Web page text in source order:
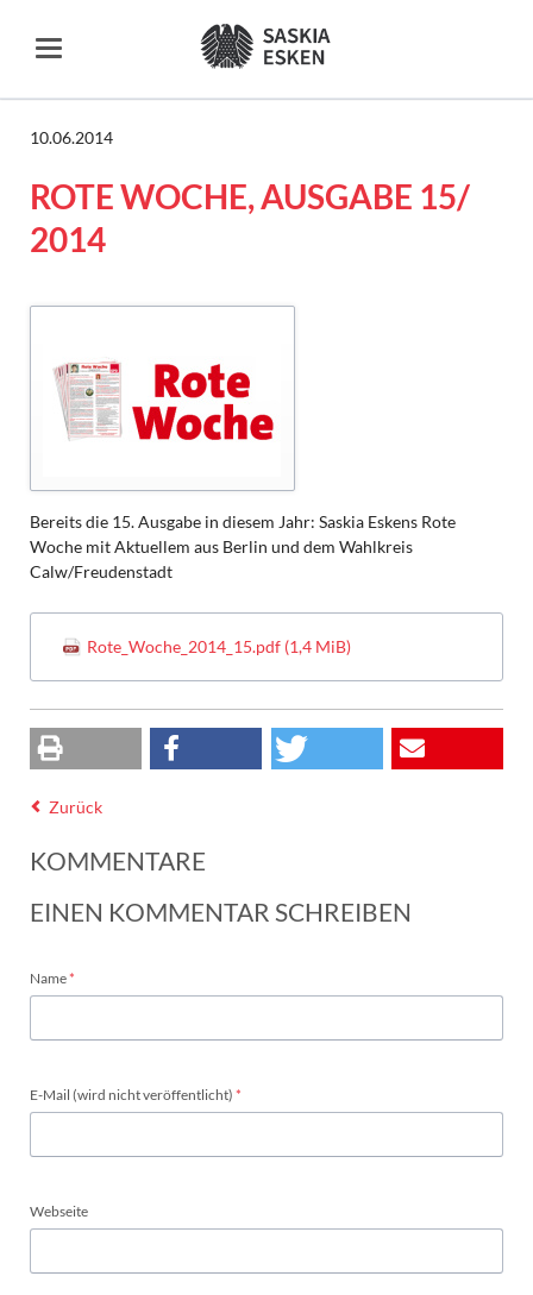
10.06.2014
ROTE WOCHE, AUSGABE 15/
2014
Bereits die 15. Ausgabe in diesem Jahr: Saskia Eskens Rote
Woche mit Aktuellem aus Berlin und dem Wahlkreis
Calw/Freudenstadt
Rote_Woche_2014_15.pdf (1,4 MiB)
Zurück
KOMMENTARE
EINEN KOMMENTAR SCHREIBEN
Pflichtfeld
Name*
Pflichtfeld
E-Mail (wird nicht veröffentlicht) *
Webseite